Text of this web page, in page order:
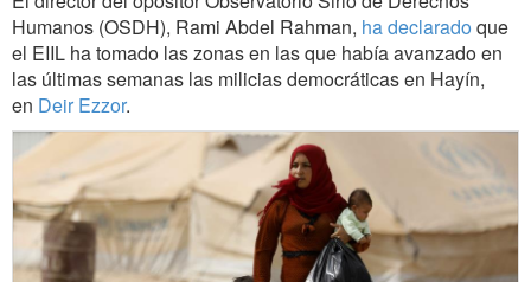
Humanos (OSDH), Rami Abdel Rahman, ha declarado que
el EIIL ha tomado las zonas en las que había avanzado en
las últimas semanas las milicias democráticas en Hayín,
en Deir Ezzor.